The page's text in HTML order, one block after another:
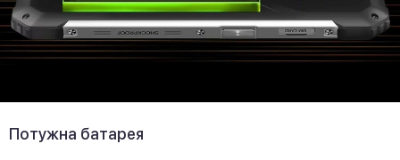
Потужна батарея